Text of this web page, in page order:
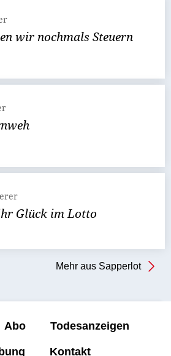
wir nochmals Steuern
Glück im Lotto
Mehr aus Sapperlot
Abo Todesanzeigen
Kontakt